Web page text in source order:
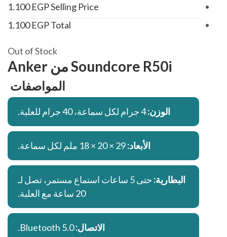
Selling Price
1.100EGP
Total
1.100EGP
Out of Stock
Soundcore R50i من Anker
المواصفات
الوزن:4 جرام لكل سماعة، 40 جرام للعلبة.
الأبعاد:
البطارية:
حتى 5 ساعات استماع مستمر، تصل لـ
20 ساعة مع العلبة.
الاتصال:Bluetooth 5.0.